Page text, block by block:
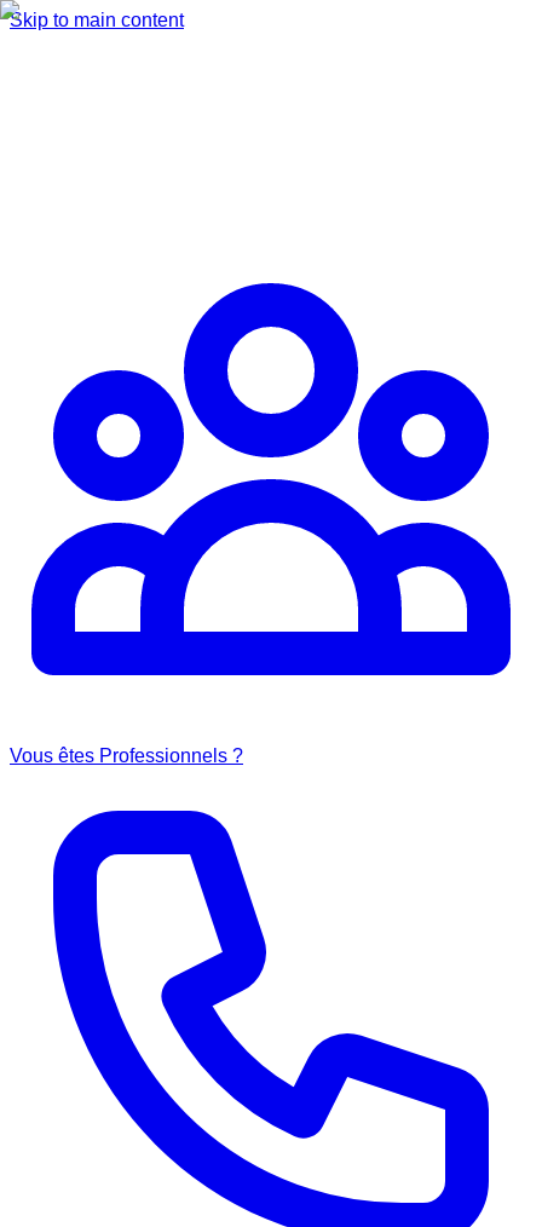
Skip to main content
Vous êtes Professionnels ?